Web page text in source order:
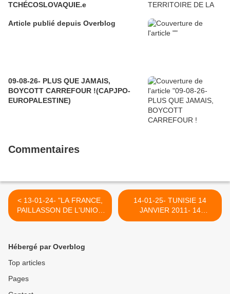
TCHÉCOSLOVAQUIE.e
Article publié depuis Overblog
09-08-26- PLUS QUE JAMAIS,
BOYCOTT CARREFOUR !(CAPJPO-
EUROPALESTINE)
Commentaires
< 13-01-24- "LA FRANCE,
PAILLASSON DE L'UNION
EUROPEENNE. ?"
14-01-25- TUNISIE 14
JANVIER 2011- 14
JANVIER 2025 : LA
Hébergé par Overblog
Top articles
Pages